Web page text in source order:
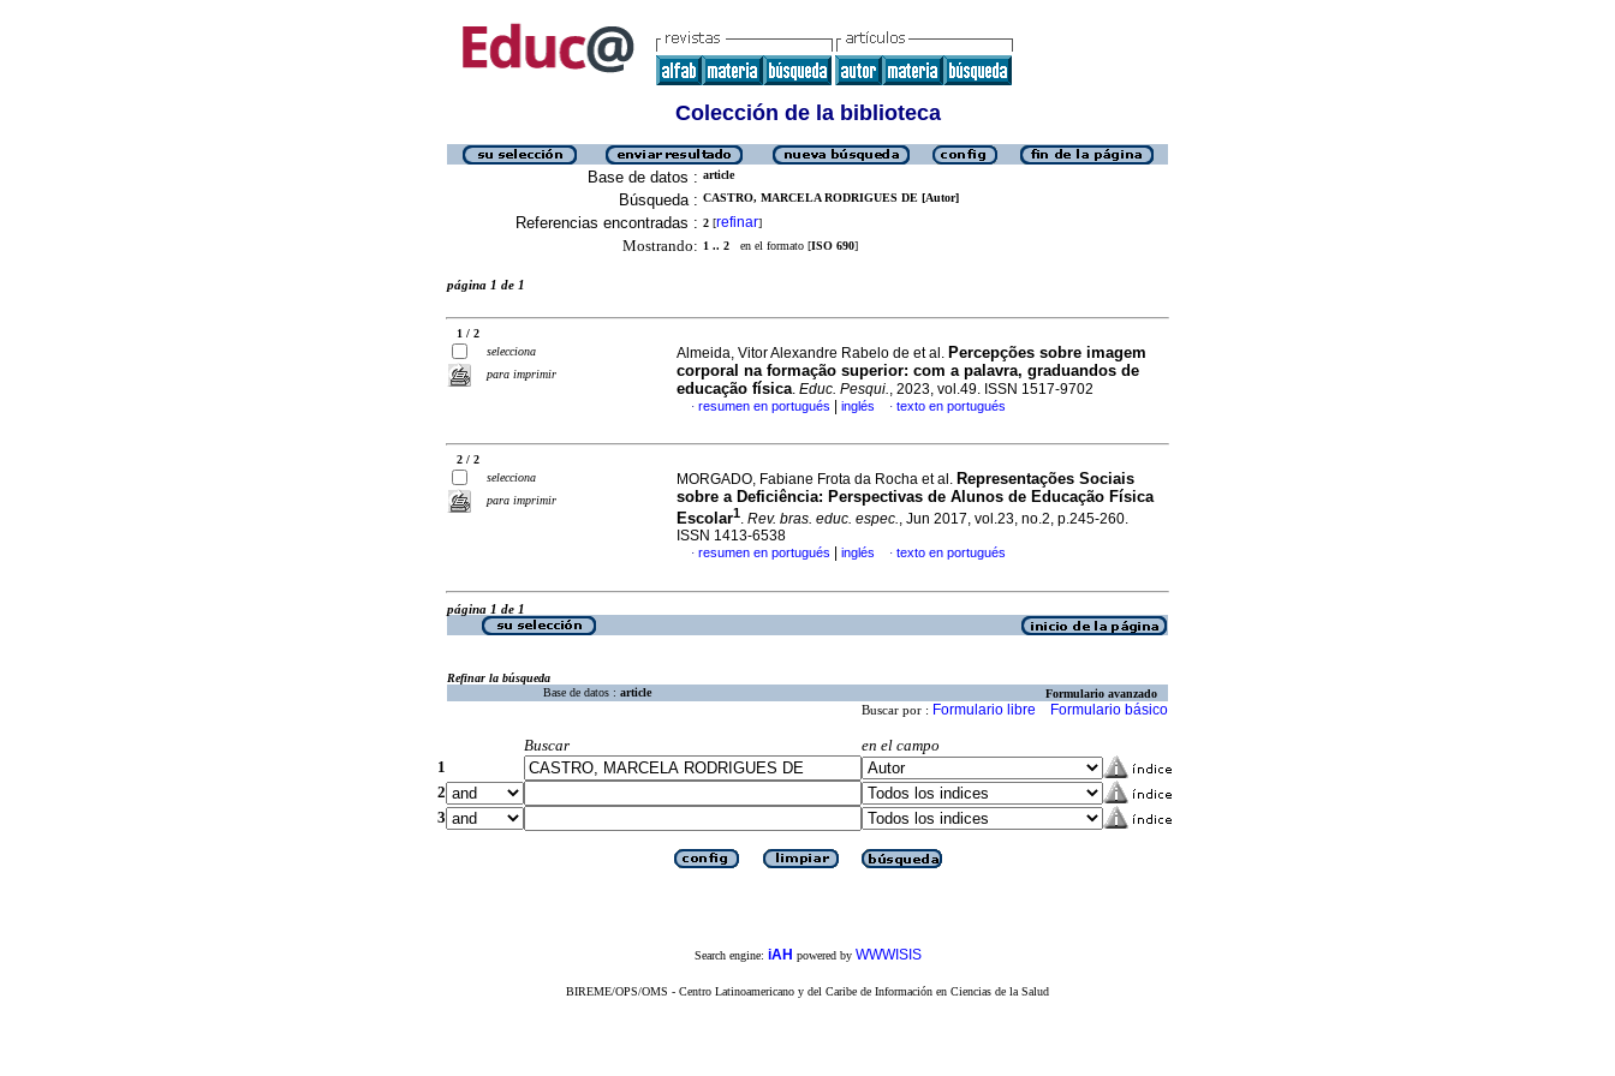
Colección de la biblioteca
Base de datos : article
Búsqueda : CASTRO, MARCELA RODRIGUES DE [Autor]
Referencias encontradas : 2 [refinar]
Mostrando: 1 .. 2 en el formato [ISO 690]
página 1 de 1
1 / 2
selecciona
para imprimir
Almeida, Vitor Alexandre Rabelo de et al. Percepções sobre imagem
corporal na formação superior: com a palavra, graduandos de
educação física. Educ. Pesqui., 2023, vol.49. ISSN 1517-9702
· resumen en portugués inglés · texto en portugués
2 / 2
selecciona
para imprimir
MORGADO, Fabiane Frota da Rocha et al. Representações Sociais
sobre a Deficiência: Perspectivas de Alunos de Educação Física
Escolar1. Rev. bras. educ. espec., Jun 2017, vol.23, no.2, p.245-260.
ISSN 1413-6538
· resumen en portugués inglés · texto en portugués
página 1 de 1
Refinar la búsqueda
Base de datos : article Formulario avanzado
Buscar por : Formulario libre Formulario básico
Buscar
en el campo
1
2
3
Search engine: iAH powered by WWWISIS
BIREME/OPS/OMS - Centro Latinoamericano y del Caribe de Información en Ciencias de la Salud